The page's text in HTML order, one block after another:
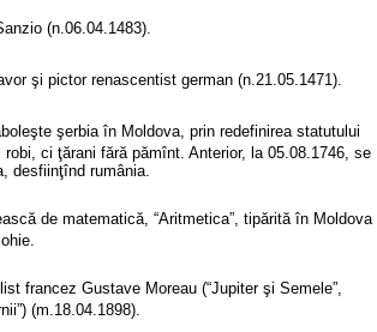
(n.06.04.1483).
şi pictor renascentist german (n.21.05.1471).
şerbia în Moldova, prin redefinirea statutului
ci ţărani fără pămînt. Anterior, la 05.08.1746, se
desfiinţînd rumânia.
de matematică, “Aritmetica”, tipărită în Moldova
francez Gustave Moreau (“Jupiter şi Semele”,
(m.18.04.1898).